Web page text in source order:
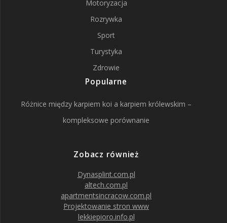
Motoryzacja
Rozrywka
Sport
Turystyka
Zdrowie
Popularne
Różnice między karpiem koi a karpiem królewskim –
kompleksowe porównanie
Zobacz również
Dynasplint.com.pl
altech.com.pl
apartmentsincracow.com.pl
Projektowanie stron www
lekkiepioro.info.pl